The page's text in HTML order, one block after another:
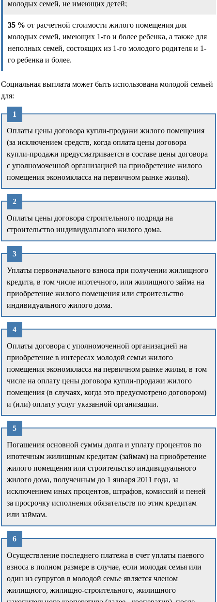
молодых семей, не имеющих детей;
35 % от расчетной стоимости жилого помещения для
молодых семей, имеющих 1-го и более ребенка, а также для
неполных семей, состоящих из 1-го молодого родителя и 1-
го ребенка и более.
Социальная выплата может быть использована молодой семьей
для:
Оплаты цены договора купли-продажи жилого помещения
(за исключением средств, когда оплата цены договора
купли-продажи предусматривается в составе цены договора
с уполномоченной организацией на приобретение жилого
помещения экономкласса на первичном рынке жилья).
Оплаты цены договора строительного подряда на
строительство индивидуального жилого дома.
Уплаты первоначального взноса при получении жилищного
кредита, в том числе ипотечного, или жилищного займа на
приобретение жилого помещения или строительство
индивидуального жилого дома.
Оплаты договора с уполномоченной организацией на
приобретение в интересах молодой семьи жилого
помещения экономкласса на первичном рынке жилья, в том
числе на оплату цены договора купли-продажи жилого
помещения (в случаях, когда это предусмотрено договором)
и (или) оплату услуг указанной организации.
Погашения основной суммы долга и уплату процентов по
ипотечным жилищным кредитам (займам) на приобретение
жилого помещения или строительство индивидуального
жилого дома, полученным до 1 января 2011 года, за
исключением иных процентов, штрафов, комиссий и пеней
за просрочку исполнения обязательств по этим кредитам
или займам.
Осуществление последнего платежа в счет уплаты паевого
взноса в полном размере в случае, если молодая семья или
один из супругов в молодой семье является членом
жилищного, жилищно-строительного, жилищного